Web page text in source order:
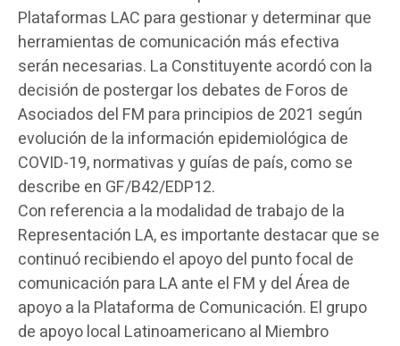
Plataformas LAC para gestionar y determinar que
herramientas de comunicación más efectiva
serán necesarias. La Constituyente acordó con la
decisión de postergar los debates de Foros de
Asociados del FM para principios de 2021 según
evolución de la información epidemiológica de
COVID-19, normativas y guías de país, como se
describe en GF/B42/EDP12.
Con referencia a la modalidad de trabajo de la
Representación LA, es importante destacar que se
continuó recibiendo el apoyo del punto focal de
comunicación para LA ante el FM y del Área de
apoyo a la Plataforma de Comunicación. El grupo
de apoyo local Latinoamericano al Miembro